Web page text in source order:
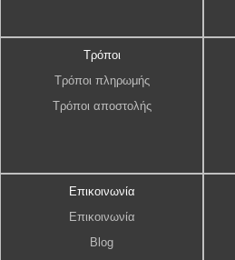
Τρόποι
Τρόποι πληρωμής
Τρόποι αποστολής
Επικοινωνία
Επικοινωνία
Blog